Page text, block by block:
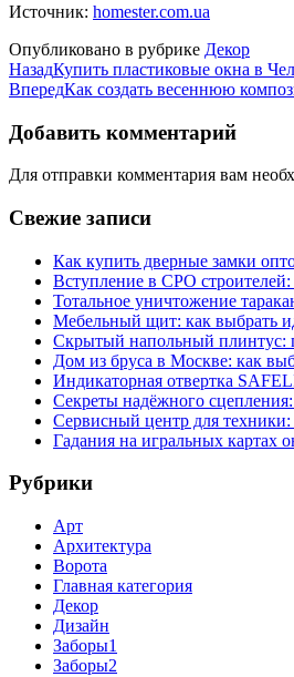
Источник: homester.com.ua
Опубликовано в рубрике Декор
НазадКупить пластиковые окна в
ВпередКак создать весеннюю
Добавить комментарий
Для отправки комментария вам
Свежие записи
Как купить дверные замки
Вступление в СРО
Тотальное уничтожение
Мебельный щит: как выбрать
Скрытый напольный плинтус:
Дом из бруса в Москве: как
Индикаторная отвертка
Секреты надёжного
Сервисный центр для
Гадания на игральных картах
Рубрики
Арт
Архитектура
Ворота
Главная категория
Декор
Дизайн
Заборы1
Заборы2